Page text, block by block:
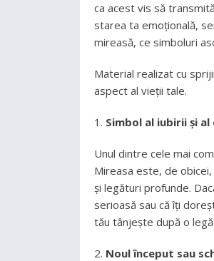
ca acest vis să
starea ta emoțională,
mireasă, ce simboluri
Material realizat cu
aspect al vieții tale.
Simbol al iubirii și
Unul dintre cele mai
Mireasa este, de
și legături profunde.
serioasă sau că îți
tău tânjește după o
Noul început sau